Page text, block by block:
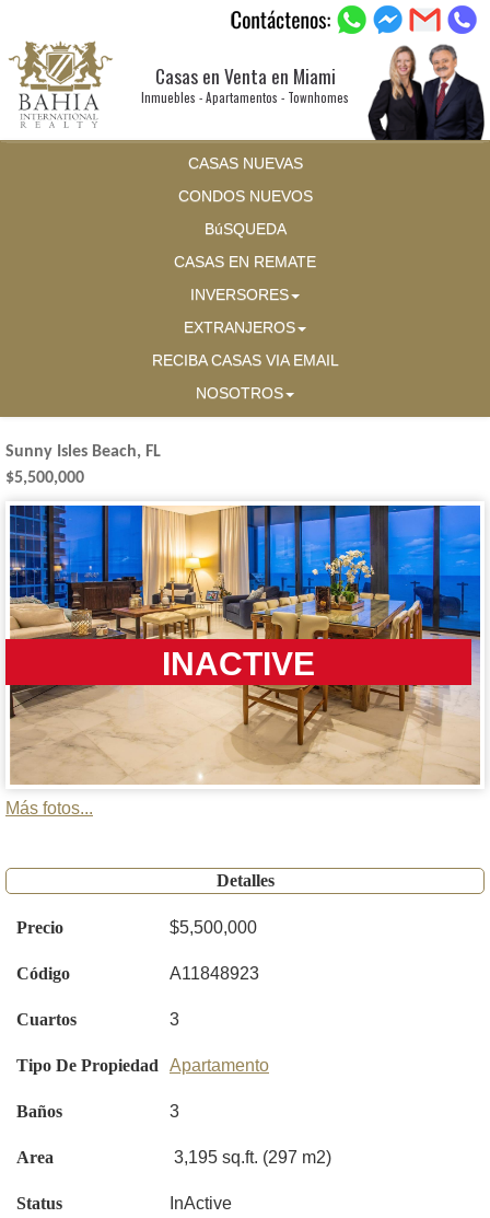
Casas en Venta en Miami
Inmuebles - Apartamentos - Townhomes
CASAS NUEVAS
CONDOS NUEVOS
BúSQUEDA
CASAS EN REMATE
INVERSORES
EXTRANJEROS
RECIBA CASAS VIA EMAIL
NOSOTROS
Sunny Isles Beach, FL
$5,500,000
INACTIVE
Más fotos...
Detalles
Precio $5,500,000
Código A11848923
Cuartos 3
Tipo De Propiedad Apartamento
Baños 3
Area 3,195 sq.ft. (297 m2)
Status InActive